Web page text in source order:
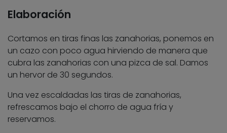
Elaboración
Cortamos en tiras finas las zanahorias, ponemos en
un cazo con poco agua hirviendo de manera que
cubra las zanahorias con una pizca de sal. Damos
un hervor de 30 segundos.
Una vez escaldadas las tiras de zanahorias,
refrescamos bajo el chorro de agua fría y
reservamos.